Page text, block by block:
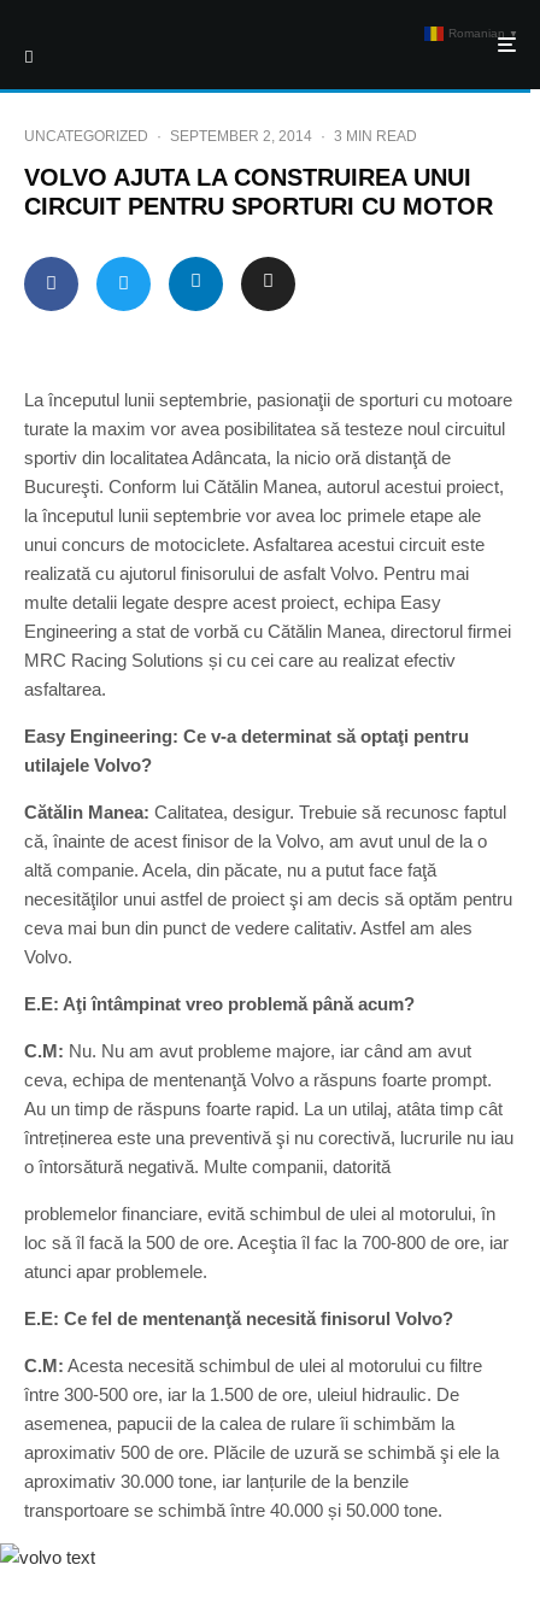
UNCATEGORIZED · SEPTEMBER 2, 2014 · 3 MIN READ
VOLVO AJUTA LA CONSTRUIREA UNUI
CIRCUIT PENTRU SPORTURI CU MOTOR
La începutul lunii septembrie, pasionaţii de sporturi cu motoare
turate la maxim vor avea posibilitatea să testeze noul circuitul
sportiv din localitatea Adâncata, la nicio oră distanţă de
Bucureşti. Conform lui Cătălin Manea, autorul acestui proiect,
la începutul lunii septembrie vor avea loc primele etape ale
unui concurs de motociclete. Asfaltarea acestui circuit este
realizată cu ajutorul finisorului de asfalt Volvo. Pentru mai
multe detalii legate despre acest proiect, echipa Easy
Engineering a stat de vorbă cu Cătălin Manea, directorul firmei
MRC Racing Solutions și cu cei care au realizat efectiv
asfaltarea.
Easy Engineering: Ce v-a determinat să optaţi pentru
utilajele Volvo?
Cătălin Manea: Calitatea, desigur. Trebuie să recunosc faptul
că, înainte de acest finisor de la Volvo, am avut unul de la o
altă companie. Acela, din păcate, nu a putut face faţă
necesităţilor unui astfel de proiect şi am decis să optăm pentru
ceva mai bun din punct de vedere calitativ. Astfel am ales
Volvo.
E.E: Aţi întâmpinat vreo problemă până acum?
C.M: Nu. Nu am avut probleme majore, iar când am avut
ceva, echipa de mentenanţă Volvo a răspuns foarte prompt.
Au un timp de răspuns foarte rapid. La un utilaj, atâta timp cât
întreținerea este una preventivă şi nu corectivă, lucrurile nu iau
o întorsătură negativă. Multe companii, datorită
problemelor financiare, evită schimbul de ulei al motorului, în
loc să îl facă la 500 de ore. Aceştia îl fac la 700-800 de ore, iar
atunci apar problemele.
E.E: Ce fel de mentenanţă necesită finisorul Volvo?
C.M: Acesta necesită schimbul de ulei al motorului cu filtre
între 300-500 ore, iar la 1.500 de ore, uleiul hidraulic. De
asemenea, papucii de la calea de rulare îi schimbăm la
aproximativ 500 de ore. Plăcile de uzură se schimbă şi ele la
aproximativ 30.000 tone, iar lanțurile de la benzile
transportoare se schimbă între 40.000 și 50.000 tone.
Romanian ▼